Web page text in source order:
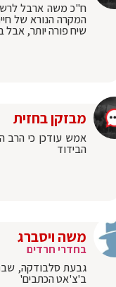
ח"כ משה ארבל
המקרה הנורא של
שיח פורה יותר, אבל
מבזקן בחזית
אמש עודכן כי הרב
הבידוד
משה ויסברג
בחדרי חרדים
גבעת סלבודקה,
ב'צ'אט הכתבים'